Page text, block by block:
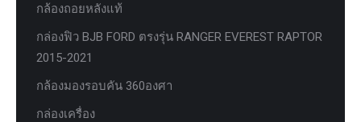
กล้องถอยหลังแท้
กล่องฟิว BJB FORD ตรงรุ่น RANGER EVEREST RAPTOR
2015-2021
กล้องมองรอบคัน 360องศา
กล่องเครื่อง